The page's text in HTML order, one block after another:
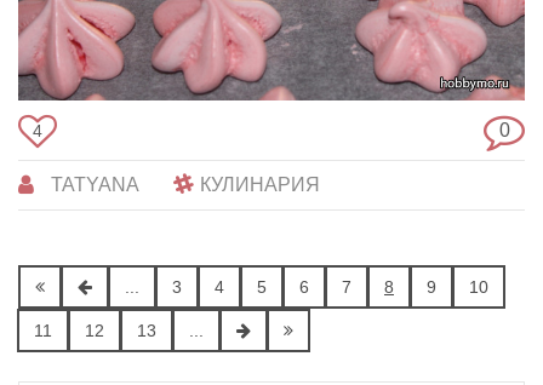
4 0
TATYANA КУЛИНАРИЯ
3 4 5 6 7 8 9 10
11 12 13